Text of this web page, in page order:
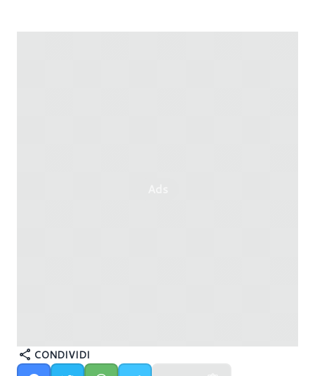
CONDIVIDI